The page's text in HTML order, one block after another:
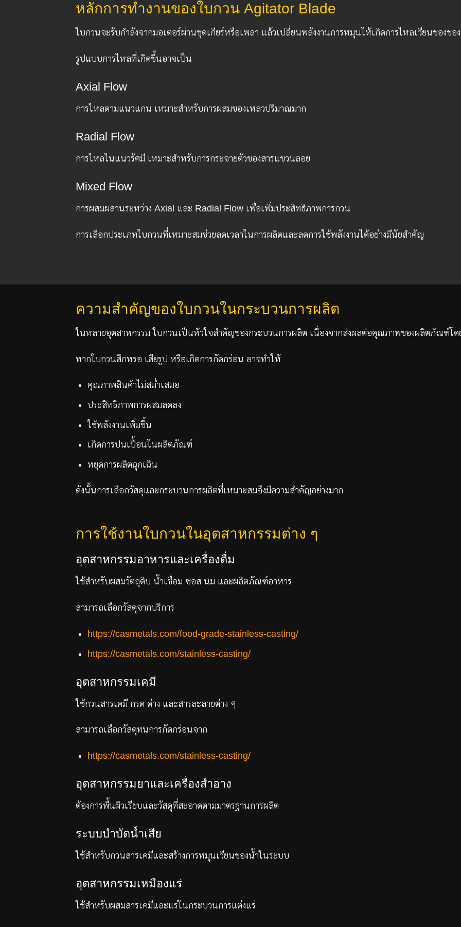
หลักการทำงานของใบกวน Agitator Blade
ใบกวนจะรับกำลังจากมอเตอร์ผ่านชุดเกียร์หรือเพลา แล้วเปลี่ยนพลังงานการหมุนให้เกิดการไหลเวียนของขอ
รูปแบบการไหลที่เกิดขึ้นอาจเป็น
Axial Flow
การไหลตามแนวแกน เหมาะสำหรับการผสมของเหลวปริมาณมาก
Radial Flow
การไหลในแนวรัศมี เหมาะสำหรับการกระจายตัวของสารแขวนลอย
Mixed Flow
การผสมผสานระหว่าง Axial และ Radial Flow เพื่อเพิ่มประสิทธิภาพการกวน
การเลือกประเภทใบกวนที่เหมาะสมช่วยลดเวลาในการผลิตและลดการใช้พลังงานได้อย่างมีนัยสำคัญ
ความสำคัญของใบกวนในกระบวนการผลิต
ในหลายอุตสาหกรรม ใบกวนเป็นหัวใจสำคัญของกระบวนการผลิต เนื่องจากส่งผลต่อคุณภาพของผลิตภัณฑ์โด
หากใบกวนสึกหรอ เสียรูป หรือเกิดการกัดกร่อน อาจทำให้
คุณภาพสินค้าไม่สม่ำเสมอ
ประสิทธิภาพการผสมลดลง
ใช้พลังงานเพิ่มขึ้น
เกิดการปนเปื้อนในผลิตภัณฑ์
หยุดการผลิตฉุกเฉิน
ดังนั้นการเลือกวัสดุและกระบวนการผลิตที่เหมาะสมจึงมีความสำคัญอย่างมาก
การใช้งานใบกวนในอุตสาหกรรมต่าง ๆ
อุตสาหกรรมอาหารและเครื่องดื่ม
ใช้สำหรับผสมวัตถุดิบ น้ำเชื่อม ซอส นม และผลิตภัณฑ์อาหาร
สามารถเลือกวัสดุจากบริการ
https://casmetals.com/food-grade-stainless-casting/
https://casmetals.com/stainless-casting/
อุตสาหกรรมเคมี
ใช้กวนสารเคมี กรด ด่าง และสารละลายต่าง ๆ
สามารถเลือกวัสดุทนการกัดกร่อนจาก
https://casmetals.com/stainless-casting/
อุตสาหกรรมยาและเครื่องสำอาง
ต้องการพื้นผิวเรียบและวัสดุที่สะอาดตามมาตรฐานการผลิต
ระบบบำบัดน้ำเสีย
ใช้สำหรับกวนสารเคมีและสร้างการหมุนเวียนของน้ำในระบบ
อุตสาหกรรมเหมืองแร่
ใช้สำหรับผสมสารเคมีและแร่ในกระบวนการแต่งแร่